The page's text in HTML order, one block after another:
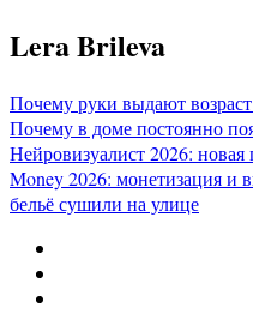
Перейти
к
Lera Brileva
Почему руки выдают
Почему в доме постоянно
Нейровизуалист 2026:
Money 2026: монетизация и
бельё сушили на улице